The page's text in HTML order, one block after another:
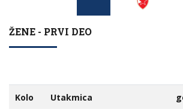
ŽENE - PRVI DEO
Kolo Utakmica